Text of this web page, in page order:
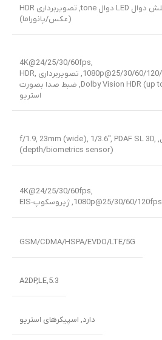
فلش دوال LED دوال tone, تصویربرداری HDR
(عکس/پانوراما)
4K@24/25/30/60fps,
1080p@25/30/60/120/240fps, تصویربرداری HDR,
Dolby Vision HDR (up to 60fps), ضبط صدا بصورت
استریو
12 مگاپیکسل, f/1.9, 23mm (wide), 1/3.6″, PDAF SL 3D,
(depth/biometrics sensor)
4K@24/25/30/60fps,
1080p@25/30/60/120fps, ژیروسکوپ-EIS
GSM/CDMA/HSPA/EVDO/LTE/5G
5.3,A2DP,LE
دارد, اسپیکرهای استریو